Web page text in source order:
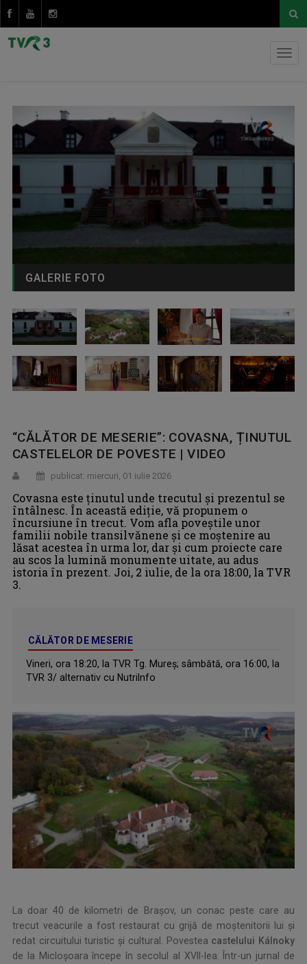
GALERIE FOTO
“CĂLĂTOR DE MESERIE”: COVASNA, ȚINUTUL
CASTELELOR DE POVESTE | VIDEO
publicat: miercuri, 01 iulie 2026
Covasna este ținutul unde trecutul și prezentul se
întâlnesc. În această ediție, vă propunem o
încursiune în trecut. Vom afla poveștile unor
familii nobile transilvănene și ce moștenire au
lăsat acestea în urma lor, dar și cum proiecte care
au scos la lumină monumente uitate, au adus
istoria în prezent. Joi, 2 iulie, de la ora 18:00, la TVR
3.
CĂLĂTOR DE MESERIE
Vineri, ora 18:20, la TVR Tg. Mureș; sâmbătă, ora 16:00, la
TVR 3/ alternativ cu NutriInfo
La doar 40 de kilometri de Brașov, un conac peste care au
trecut veacurile a fost restaurat cu grijă de moștenitorii lui și
redat circuitului turistic și cultural. Povestea castelului Kálnoky
de la Micloșoara începe în secolul al XVII-lea. Într-un jurnal de